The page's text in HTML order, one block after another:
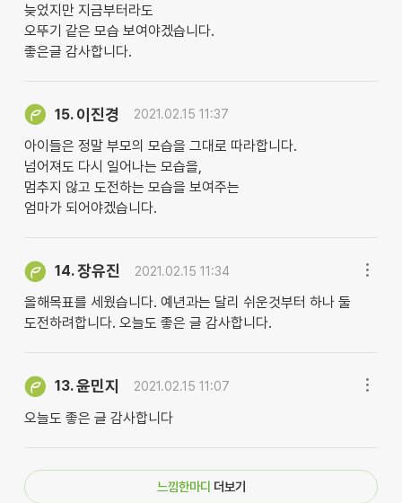
늦었지만 지금부터라도
오뚜기 같은 모습 보여야겠습니다.
좋은글 감사합니다.
15. 이진경 2021.02.15 11:37
아이들은 정말 부모의 모습을 그대로 따라합니다.
넘어져도 다시 일어나는 모습을,
멈추지 않고 도전하는 모습을 보여주는
엄마가 되어야겠습니다.
14.장유진 2021.02.15 11:34
올해목표를 세웠습니다. 예년과는 달리 쉬운것부터 하나 둘
도전하려합니다. 오늘도 좋은 글 감사합니다.
13.윤민지 2021.02.15 11:07
오늘도 좋은 글 감사합니다
느낌한마디 더보기